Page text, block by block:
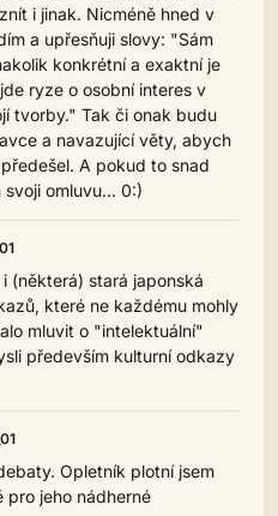
i jinak. Nicméně hned v
a upřesňuji slovy: "Sám
konkrétní a exaktní je
ryze o osobní interes v
tvorby." Tak či onak budu
a navazující věty, abych
A pokud to snad
omluvu... 0:)
(některá) stará japonská
které ne každému mohly
mluvit o "intelektuální"
především kulturní odkazy
Opletník plotní jsem
pro jeho nádherné